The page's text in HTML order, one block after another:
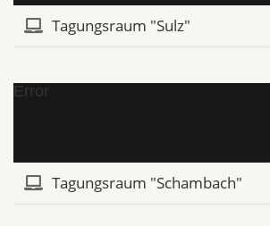
Tagungsraum "Sulz"
Error
Tagungsraum "Schambach"